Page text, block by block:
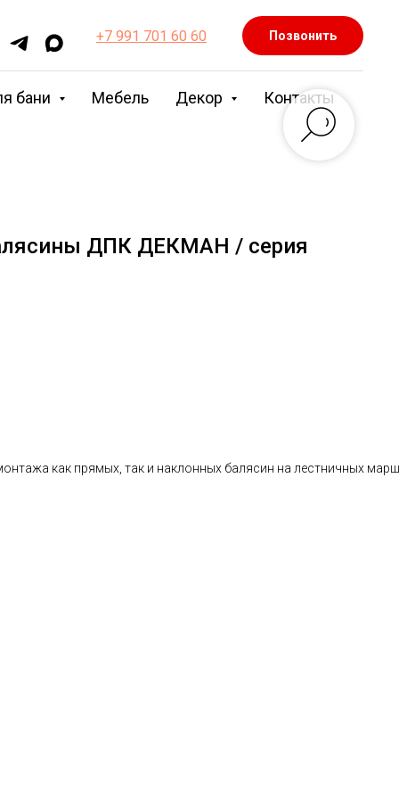
+7 991 701 60 60 Позвонить
бани Мебель Декор Контакты
ДПК ДЕКМАН / серия
как прямых, так и наклонных балясин на лестничных